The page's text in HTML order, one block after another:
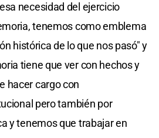
necesidad del ejercicio
tenemos como emblema
histórica de lo que nos pasó" y
tiene que ver con hechos y
hacer cargo con
pero también por
y tenemos que trabajar en